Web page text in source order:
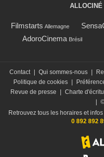
Filmstarts Allemagne
AdoroCinema Brésil
Contact Qui sommes-nous
Politique de cookies
Revue de presse
Charte
Retrouvez tous les horaires et
0 892 892